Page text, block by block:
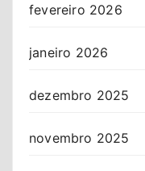
fevereiro 2026
janeiro 2026
dezembro 2025
novembro 2025